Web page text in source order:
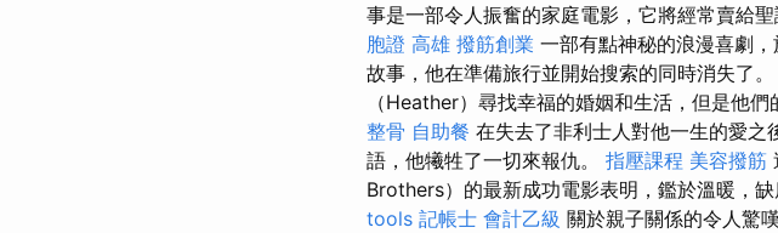
事是一部令人振奮的家庭電影，它將經常賣給
胞證 高雄 撥筋創業 一部有點神秘的浪漫喜劇
故事，他在準備旅行並開始搜索的同時消失了。
（Heather）尋找幸福的婚姻和生活，但是他
整骨 自助餐 在失去了非利士人對他一生的愛
語，他犧牲了一切來報仇。 指壓課程 美容撥筋
Brothers）的最新成功電影表明，鑑於溫暖，
tools 記帳士 會計乙級 關於親子關係的令人驚